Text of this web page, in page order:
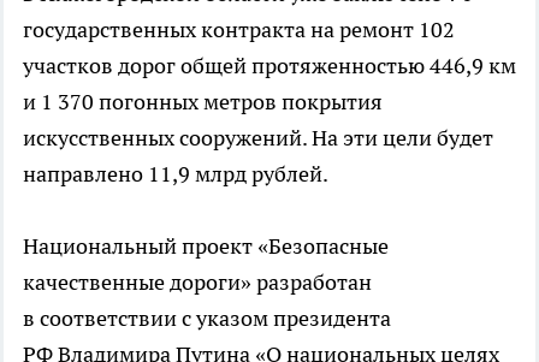
государственных контракта на ремонт 102
участков дорог общей протяженностью 446,9 км
и 1 370 погонных метров покрытия
искусственных сооружений. На эти цели будет
направлено 11,9 млрд рублей.
Национальный проект «Безопасные
качественные дороги» разработан
в соответствии с указом президента
РФ Владимира Путина «О национальных целях